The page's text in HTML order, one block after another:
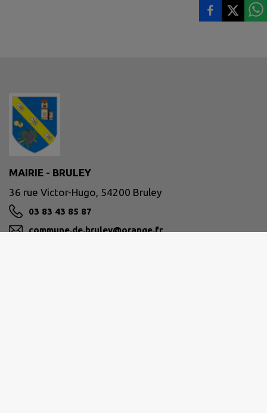
MAIRIE - BRULEY
36 rue Victor-Hugo, 54200 Bruley
03 83 43 85 87
commune.de.bruley@orange.fr